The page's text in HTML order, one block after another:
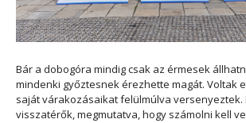
Bár a dobogóra mindig csak az érmesek
mindenki győztesnek érezhette magát. Voltak
saját várakozásaikat felülmúlva versenyeztek.
visszatérők, megmutatva, hogy számolni kell